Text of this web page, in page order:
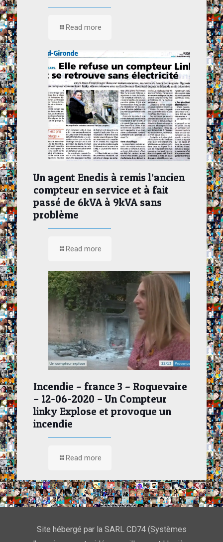
Read more
Un agent Enedis à remis l’ancien
compteur en service et à fait
passé de 6kVA à 9kVA sans
problème
Read more
Incendie – france 3 – Roquevaire
– 12-06-2020 – Un Compteur
linky Explose et provoque un
incendie
Read more
Site hébergé par la SARL CD74 (Systèmes